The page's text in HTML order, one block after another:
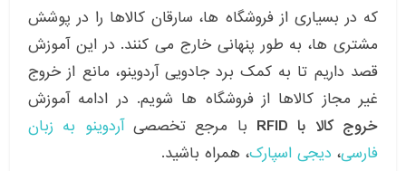
که در بسیاری از فروشگاه ها، سارقان کالاها را در پوشش
مشتری ها، به طور پنهانی خارج می کنند. در این آموزش
قصد داریم تا به کمک برد جادویی آردوینو، مانع از خروج
غیر مجاز کالاها از فروشگاه ها شویم. در ادامه آموزش
خروج کالا با RFID
با مرجع تخصصیآردوینو به زبان
فارسی، دیجی اسپارک، همراه باشید.